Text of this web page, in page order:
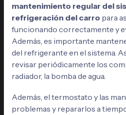
mantenimiento regular del
refrigeración del carro para
funcionando correctamente y
Además, es importante
del refrigerante en el sistema.
revisar periódicamente los
radiador, la bomba de agua.
Además, el termostato y las
problemas y repararlos a